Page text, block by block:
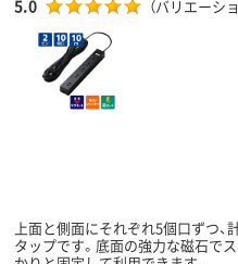
5.0 （バリエーシ
上面と側面にそれぞれ5個口ずつ
タップです。底面の強力な磁石で